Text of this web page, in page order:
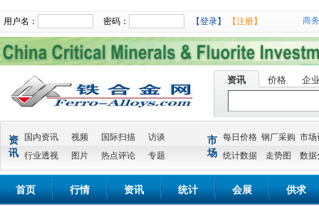
用户名： 密码： 【登录】 【注册】 商
资讯 价格 企
资
讯
国内资讯 视频 国际扫描
访谈
行业透视
图片 热点评论 专题
市
场
每日价格 钢厂采购 市场
统计数据
走势图 数据
首页 行情 资讯 统计 会展 供求